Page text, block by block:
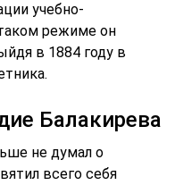
учебно-
режиме он
в 1884 году в
Балакирева
не думал о
всего себя